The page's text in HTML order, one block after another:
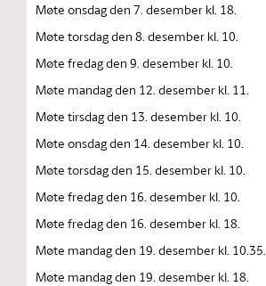
Møte onsdag den 7. desember kl. 18.
Møte torsdag den 8. desember kl. 10.
Møte fredag den 9. desember kl. 10.
Møte mandag den 12. desember kl. 11.
Møte tirsdag den 13. desember kl. 10.
Møte onsdag den 14. desember kl. 10.
Møte torsdag den 15. desember kl. 10.
Møte fredag den 16. desember kl. 10.
Møte fredag den 16. desember kl. 18.
Møte mandag den 19. desember kl. 10.35.
Møte mandag den 19. desember kl. 18.